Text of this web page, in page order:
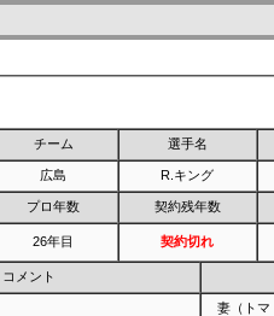
チーム 選手名
広島 R.キング
プロ年数 契約残年数
26年目 契約切れ
コメント
妻（トマ